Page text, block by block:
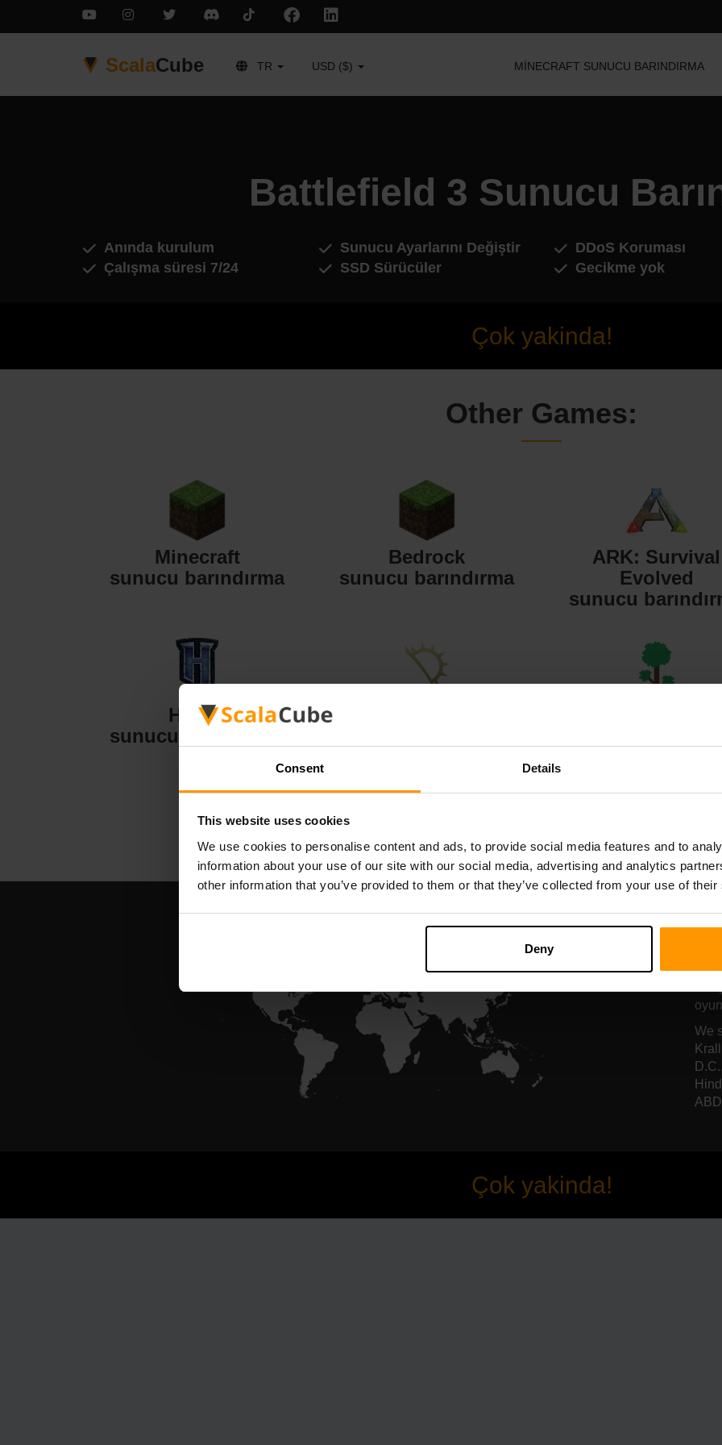
Consent Details
This website uses cookies
We use cookies to personalise content and ads, to provide social media features and to
information about your use of our site with our social media, advertising and analytics
other information that you’ve provided to them or that they’ve collected from your use of
Deny
ScalaCube TR USD ($) MINECRAFT SUNUCU BARINDIRMA
Battlefield 3 Sunucu
Anında kurulum
Çalışma süresi 7/24
Sunucu Ayarlarını Değiştir
SSD Sürücüler
DDoS Koruması
Gecikme yok
Çok yakinda!
Other Games:
Minecraft
sunucu barındırma
Bedrock
sunucu barındırma
ARK: Survival
Evolved
sunucu
Hytale
sunucu barındırma
We
Çok yakinda!